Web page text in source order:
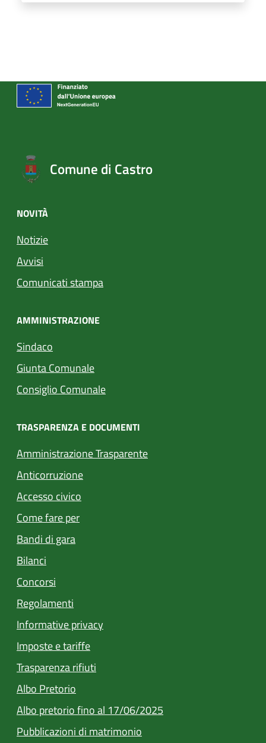
Comune di Castro
NOVITÀ
Notizie
Avvisi
Comunicati stampa
AMMINISTRAZIONE
Sindaco
Giunta Comunale
Consiglio Comunale
TRASPARENZA E DOCUMENTI
Amministrazione Trasparente
Anticorruzione
Accesso civico
Come fare per
Bandi di gara
Bilanci
Concorsi
Regolamenti
Informative privacy
Imposte e tariffe
Trasparenza rifiuti
Albo Pretorio
Albo pretorio fino al 17/06/2025
Pubblicazioni di matrimonio